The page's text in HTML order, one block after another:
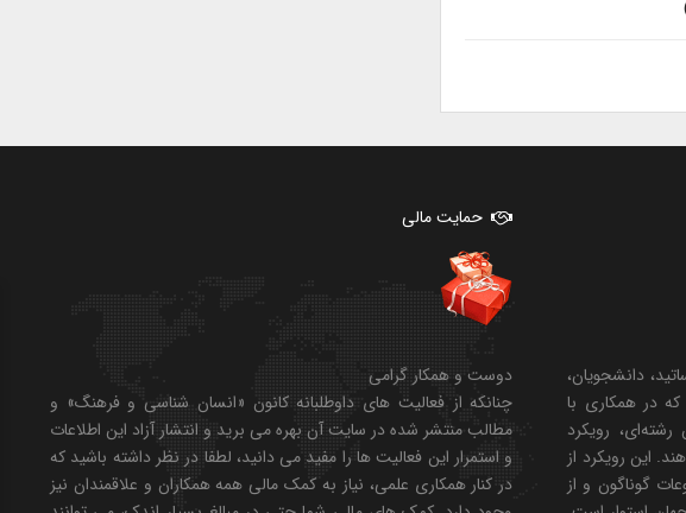
دانشجویان،
در همکاری با
رویکرد
این رویکرد از
گوناگون و از
حمایت مالی
دوست و همکار گرامی
چنانکه از فعالیت های داوطلبانه کانون «انسان شناسی و فرهنگ» و
مطالب منتشر شده در سایت آن بهره می برید و انتشار آزاد این اطلاعات
و استمرار این فعالیت ها را مفید می دانید، لطفا در نظر داشته باشید که
در کنار همکاری علمی، نیاز به کمک مالی همه همکاران و علاقمندان نیز